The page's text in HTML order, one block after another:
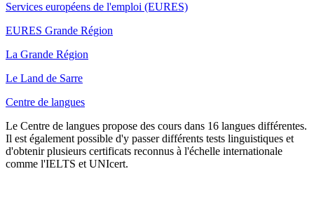
Services européens de l'emploi (EURES)
EURES Grande Région
La Grande Région
Le Land de Sarre
Centre de langues
Le Centre de langues propose des cours dans 16 langues différentes.
Il est également possible d'y passer différents tests linguistiques et
d'obtenir plusieurs certificats reconnus à l'échelle internationale
comme l'IELTS et UNIcert.